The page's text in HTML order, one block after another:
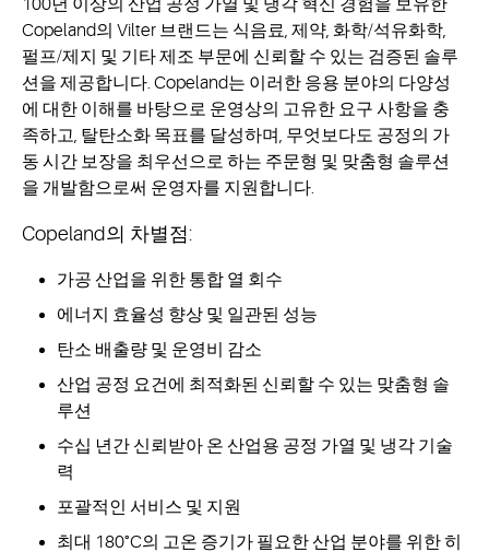
100년 이상의 산업 공정 가열 및 냉각 혁신 경험을 보유한
Copeland의 Vilter 브랜드는 식음료, 제약, 화학/석유화학,
펄프/제지 및 기타 제조 부문에 신뢰할 수 있는 검증된 솔루
션을 제공합니다. Copeland는 이러한 응용 분야의 다양성
에 대한 이해를 바탕으로 운영상의 고유한 요구 사항을 충
족하고, 탈탄소화 목표를 달성하며, 무엇보다도 공정의 가
동 시간 보장을 최우선으로 하는 주문형 및 맞춤형 솔루션
을 개발함으로써 운영자를 지원합니다.
Copeland의 차별점:
가공 산업을 위한 통합 열 회수
에너지 효율성 향상 및 일관된 성능
탄소 배출량 및 운영비 감소
산업 공정 요건에 최적화된 신뢰할 수 있는 맞춤형 솔
루션
수십 년간 신뢰받아 온 산업용 공정 가열 및 냉각 기술
력
포괄적인 서비스 및 지원
최대 180°C의 고온 증기가 필요한 산업 분야를 위한 히